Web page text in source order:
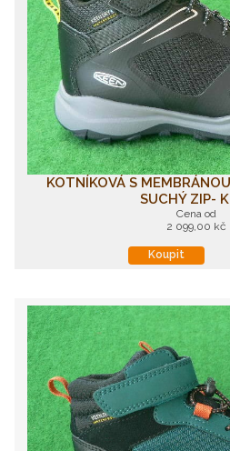
KOTNÍKOVÁ S
SUCHÝ ZIP-
Cena od
2 099,00 kč
Koupit